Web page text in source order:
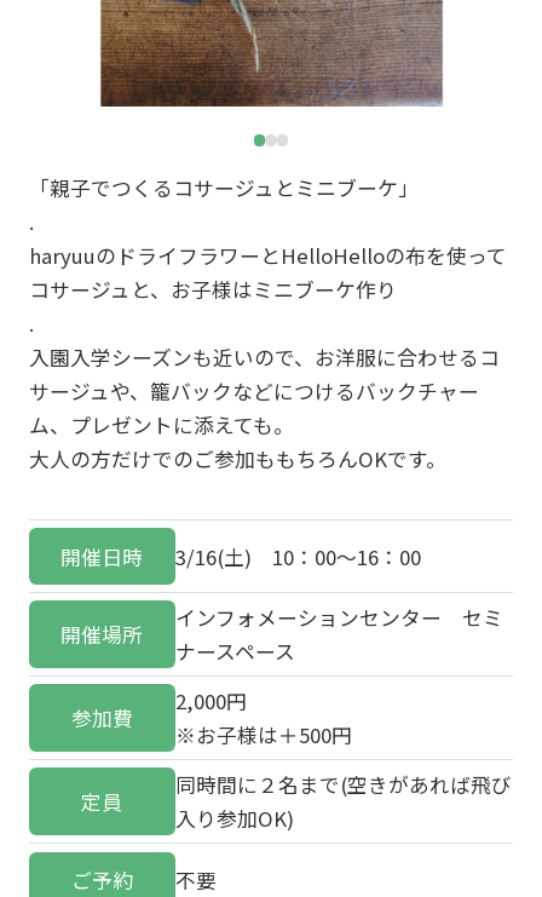
「親子でつくるコサージュとミニブーケ」
.
haryuuのドライフラワーとHelloHelloの布を使って
コサージュと、お子様はミニブーケ作り
.
入園入学シーズンも近いので、お洋服に合わせるコ
サージュや、籠バックなどにつけるバックチャー
ム、プレゼントに添えても。
大人の方だけでのご参加ももちろんOKです。
開催日時 3/16(土) 10：00～16：00
開催場所
インフォメーションセンター セミ
ナースペース
参加費
2,000円
※お子様は＋500円
定員
同時間に２名まで(空きがあれば飛び
入り参加OK)
ご予約 不要